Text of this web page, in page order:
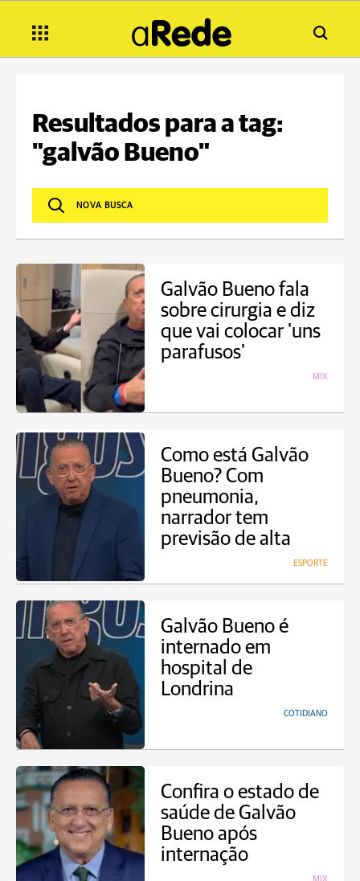
Resultados para a tag:
"galvão Bueno"
Galvão Bueno fala
sobre cirurgia e diz
que vai colocar 'uns
parafusos'
MIX
Como está Galvão
Bueno? Com
pneumonia,
narrador tem
previsão de alta
ESPORTE
Galvão Bueno é
internado em
hospital de
Londrina
COTIDIANO
Confira o estado de
saúde de Galvão
Bueno após
internação
MIX